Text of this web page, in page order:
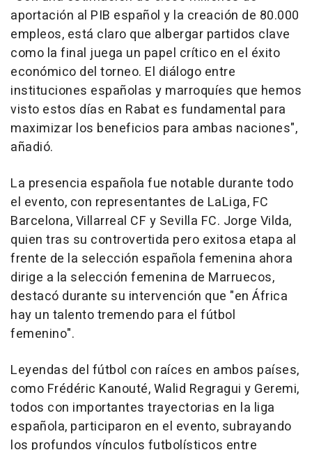
aportación al PIB español y la creación de 80.000
empleos, está claro que albergar partidos clave
como la final juega un papel crítico en el éxito
económico del torneo. El diálogo entre
instituciones españolas y marroquíes que hemos
visto estos días en Rabat es fundamental para
maximizar los beneficios para ambas naciones",
añadió.
La presencia española fue notable durante todo
el evento, con representantes de LaLiga, FC
Barcelona, Villarreal CF y Sevilla FC. Jorge Vilda,
quien tras su controvertida pero exitosa etapa al
frente de la selección española femenina ahora
dirige a la selección femenina de Marruecos,
destacó durante su intervención que "en África
hay un talento tremendo para el fútbol
femenino".
Leyendas del fútbol con raíces en ambos países,
como Frédéric Kanouté, Walid Regragui y Geremi,
todos con importantes trayectorias en la liga
española, participaron en el evento, subrayando
los profundos vínculos futbolísticos entre